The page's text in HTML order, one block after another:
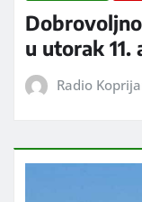
u utorak 11.
Radio